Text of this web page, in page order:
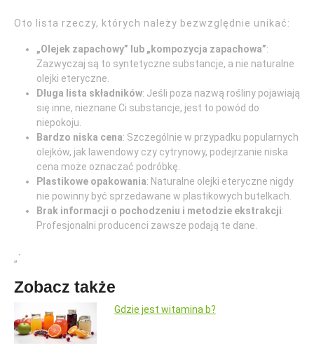
Oto lista rzeczy, których należy bezwzględnie unikać:
„Olejek zapachowy” lub „kompozycja zapachowa”:
Zazwyczaj są to syntetyczne substancje, a nie naturalne
olejki eteryczne.
Długa lista składników: Jeśli poza nazwą rośliny pojawiają
się inne, nieznane Ci substancje, jest to powód do
niepokoju.
Bardzo niska cena: Szczególnie w przypadku popularnych
olejków, jak lawendowy czy cytrynowy, podejrzanie niska
cena może oznaczać podróbkę.
Plastikowe opakowania: Naturalne olejki eteryczne nigdy
nie powinny być sprzedawane w plastikowych butelkach.
Brak informacji o pochodzeniu i metodzie ekstrakcji:
Profesjonalni producenci zawsze podają te dane.
„`
Zobacz także
Gdzie jest witamina b?